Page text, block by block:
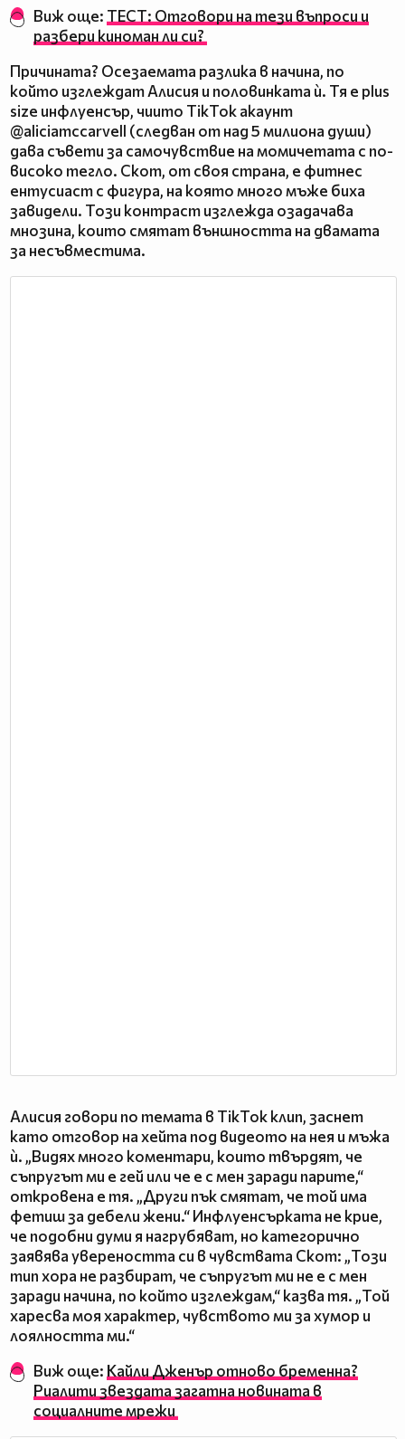
Виж още: ТЕСТ: Отговори на тези въпроси и
разбери киноман ли си?
Причината? Осезаемата разлика в начина, по
който изглеждат Алисия и половинката ѝ. Тя е plus
size инфлуенсър, чиито TikTok акаунт
@aliciamccarvell (следван от над 5 милиона души)
дава съвети за самочувствие на момичетата с по-
високо тегло. Скот, от своя страна, е фитнес
ентусиаст с фигура, на която много мъже биха
завидели. Този контраст изглежда озадачава
мнозина, които смятат външността на двамата
за несъвместима.
Алисия говори по темата в TikTok клип, заснет
като отговор на хейта под видеото на нея и мъжа
ѝ. „Видях много коментари, които твърдят, че
съпругът ми е гей или че е с мен заради парите,“
откровена е тя. „Други пък смятат, че той има
фетиш за дебели жени.“ Инфлуенсърката не крие,
че подобни думи я нагрубяват, но категорично
заявява увереността си в чувствата Скот: „Този
тип хора не разбират, че съпругът ми не е с мен
заради начина, по който изглеждам,“ казва тя. „Той
харесва моя характер, чувството ми за хумор и
лоялността ми.“
Виж още: Кайли Дженър отново бременна?
Риалити звездата загатна новината в
социалните мрежи